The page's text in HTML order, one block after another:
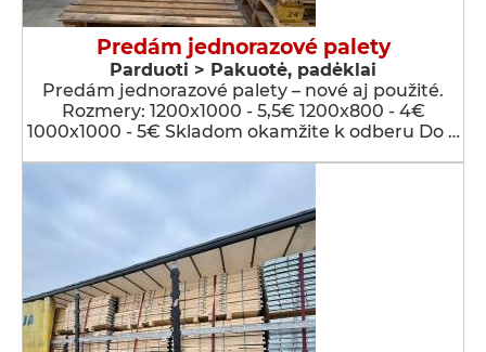
Predám jednorazové palety
Parduoti > Pakuotė, padėklai
Predám jednorazové palety – nové aj použité.
Rozmery: 1200x1000 - 5,5€ 1200x800 - 4€
1000x1000 - 5€ Skladom okamžite k odberu Do …